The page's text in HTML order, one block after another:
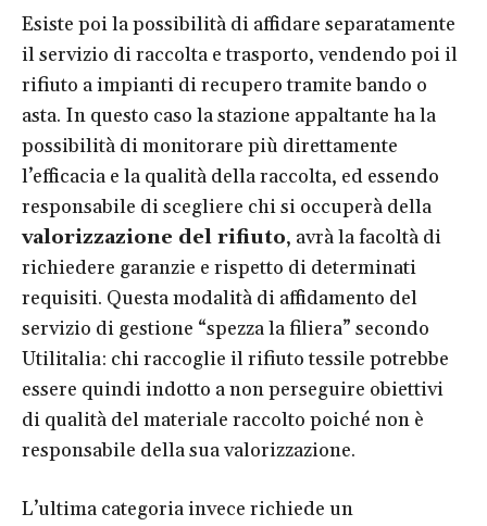
Esiste poi la possibilità di affidare separatamente
il servizio di raccolta e trasporto, vendendo poi il
rifiuto a impianti di recupero tramite bando o
asta. In questo caso la stazione appaltante ha la
possibilità di monitorare più direttamente
l’efficacia e la qualità della raccolta, ed essendo
responsabile di scegliere chi si occuperà della
valorizzazione del rifiuto, avrà la facoltà di
richiedere garanzie e rispetto di determinati
requisiti. Questa modalità di affidamento del
servizio di gestione “spezza la filiera” secondo
Utilitalia: chi raccoglie il rifiuto tessile potrebbe
essere quindi indotto a non perseguire obiettivi
di qualità del materiale raccolto poiché non è
responsabile della sua valorizzazione.
L’ultima categoria invece richiede un